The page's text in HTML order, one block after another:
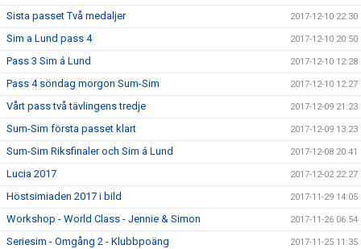
Sista passet Två medaljer 2017-12-10 22:30
Sim a Lund pass 4 2017-12-10 20:50
Pass 3 Sim á Lund 2017-12-10 12:28
Pass 4 söndag morgon Sum-Sim 2017-12-10 12:27
Vårt pass två tävlingens tredje 2017-12-09 21:23
Sum-Sim första passet klart 2017-12-09 13:23
Sum-Sim Riksfinaler och Sim á Lund 2017-12-08 20:41
Lucia 2017 2017-12-02 22:27
Höstsimiaden 2017 i bild 2017-11-29 14:05
Workshop - World Class - Jennie & Simon 2017-11-26 06:54
Seriesim - Omgång 2 - Klubbpoäng 2017-11-25 11:35